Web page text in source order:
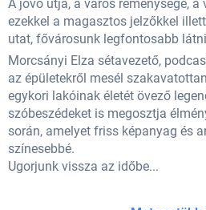
A jövő útja, a város reménysége,
ezekkel a magasztos jelzőkkel
utat, fővárosunk legfontosabb
Morcsányi Elza sétavezető,
az épületekről mesél
egykori lakóinak életét övező
szóbeszédeket is megosztja
során, amelyet friss képanyag és
színesebbé.
Ugorjunk vissza az időbe...